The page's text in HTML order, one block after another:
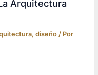
Arquitectura
,diseño / Por